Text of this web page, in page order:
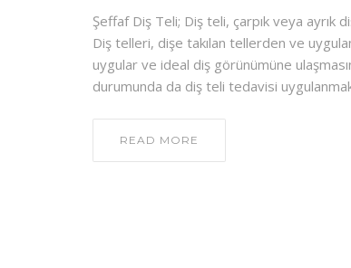
Şeffaf Diş Teli; Diş teli, çarpık veya ayrık
Diş telleri, dişe takılan tellerden ve
uygular ve ideal diş görünümüne
durumunda da diş teli tedavisi
READ MORE